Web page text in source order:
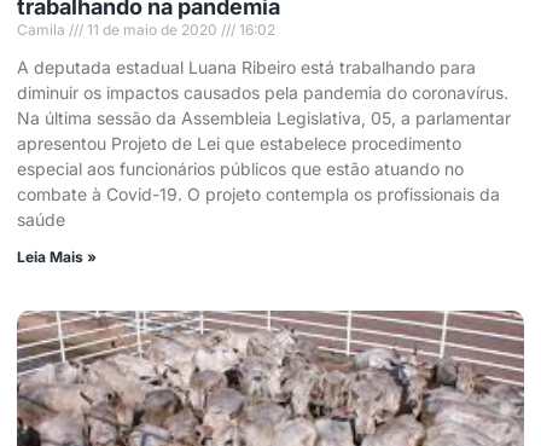
trabalhando na pandemia
Camila 11 de maio de 2020 16:02
A deputada estadual Luana Ribeiro está trabalhando para
diminuir os impactos causados pela pandemia do coronavírus.
Na última sessão da Assembleia Legislativa, 05, a parlamentar
apresentou Projeto de Lei que estabelece procedimento
especial aos funcionários públicos que estão atuando no
combate à Covid-19. O projeto contempla os profissionais da
saúde
Leia Mais »